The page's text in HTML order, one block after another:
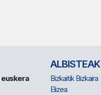
euskera
ALBISTEAK
Bizkaitik Bizkaira
Elizea